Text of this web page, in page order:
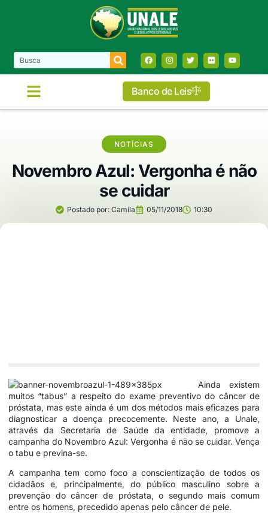
Banco de Leis
NOTÍCIAS
Novembro Azul: Vergonha é não
se cuidar
Postado por: Camila 05/11/2018 10:30
Ainda existem
muitos “tabus” a respeito do exame preventivo do câncer de
próstata, mas este ainda é um dos métodos mais eficazes para
diagnosticar a doença precocemente. Neste ano, a Unale,
através da Secretaria de Saúde da entidade, promove a
campanha do Novembro Azul: Vergonha é não se cuidar. Vença
o tabu e previna-se.
A campanha tem como foco a conscientização de todos os
cidadãos e, principalmente, do público masculino sobre a
prevenção do câncer de próstata, o segundo mais comum
entre os homens, precedido apenas pelo câncer de pele.